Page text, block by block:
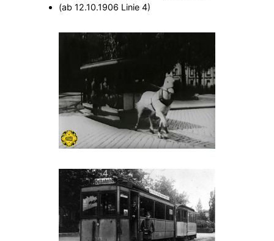
(ab 12.10.1906 Linie 4)